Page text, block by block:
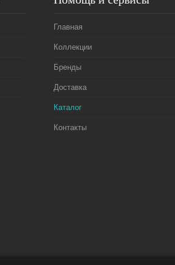
Главная
Коллекции
Бренды
Доставка
Каталог
Контакты